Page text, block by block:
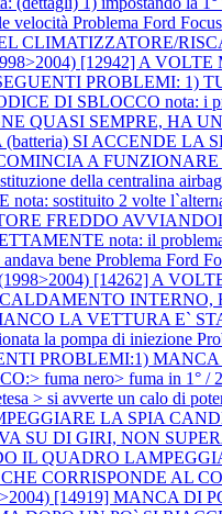
velocità Problema Ford
[12942] A
PROBLEMI:
DI SBLOCCO nota: i
QUASI SEMPRE, HA
SI ACCENDE
A
della centralina airbag
sostituito 2 volte
FREDDO
nota: il problema
bene Problema Ford
(1998>2004) [14262] A
LA VETTURA E`
la pompa di iniezione
PROBLEMI:1) MANCA
fuma nero> fuma in 1° /
> si avverte un calo di
LA SPIA
SU DI GIRI, NON
IL QUADRO
CORRISPONDE AL
[14919] MANCA